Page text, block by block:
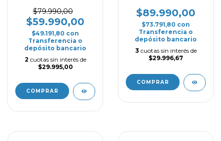
$79.990,00
$59.990,00
$49.191,80 con
Transferencia o
depósito bancario
2 cuotas sin interés de
$29.995,00
COMPRAR
$89.990,00
$73.791,80 con
Transferencia o
depósito bancario
3 cuotas sin interés de
$29.996,67
COMPRAR